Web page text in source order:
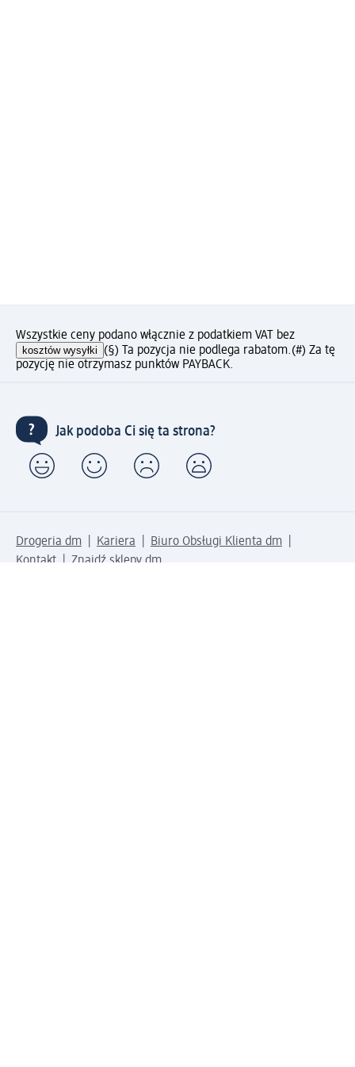
Wszystkie ceny podano włącznie z podatkiem VAT bez
kosztów wysyłki (§) Ta pozycja nie podlega rabatom.(#) Za tę
pozycję nie otrzymasz punktów PAYBACK.
Jak podoba Ci się ta strona?
Drogeria dm Kariera
Biuro Obsługi Klienta dm
Kontakt
Znajdź sklepy dm